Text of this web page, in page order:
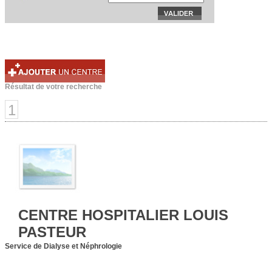
Résultat de votre recherche
1
CENTRE HOSPITALIER LOUIS
PASTEUR
Service de Dialyse et Néphrologie